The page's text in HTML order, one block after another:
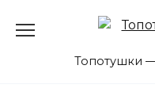
Топотушки